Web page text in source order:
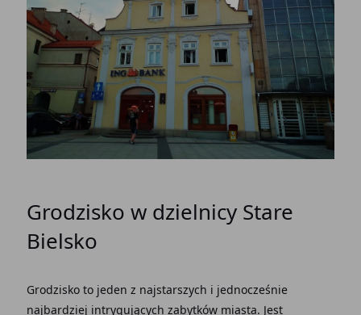
Grodzisko w dzielnicy Stare
Bielsko
Grodzisko to jeden z najstarszych i jednocześnie
najbardziej intrygujących zabytków miasta. Jest